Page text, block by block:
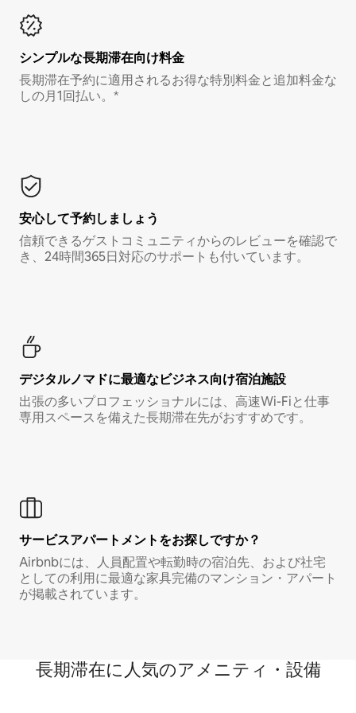
シンプルな長期滞在向け料金
長期滞在予約に適用されるお得な特別料金と追加料金な
しの月1回払い。*
安心して予約しましょう
信頼できるゲストコミュニティからのレビューを確認で
き、24時間365日対応のサポートも付いています。
デジタルノマド⁠に最⁠適⁠なビ⁠ジ⁠ネ⁠ス⁠向⁠け宿⁠泊⁠施⁠設
出張の多いプロフェッショナルには、高速Wi-Fiと仕事
専用スペースを備えた長期滞在先がおすすめです。
サービスアパートメントをお探しですか？
Airbnbには、人員配置や転勤時の宿泊先、および社宅
としての利用に最適な家具完備のマンション・アパート
が掲載されています。
長期滞在に人気のアメニティ・設備